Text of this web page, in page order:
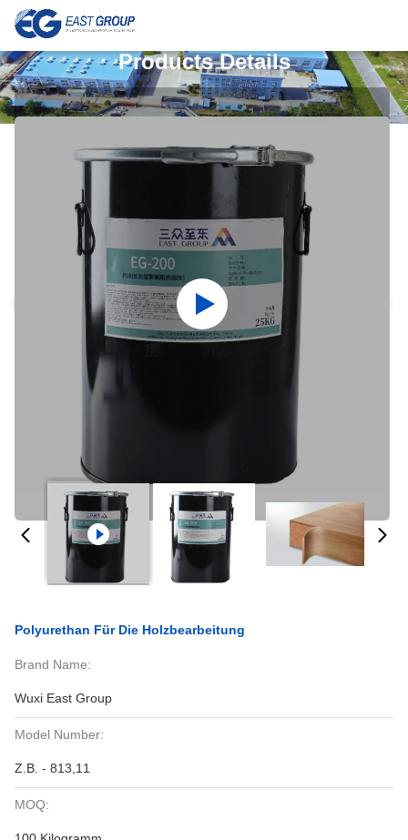
Products Details
Polyurethan Für Die Holzbearbeitung
Brand Name:
Wuxi East Group
Model Number:
Z.B. - 813,11
MOQ: